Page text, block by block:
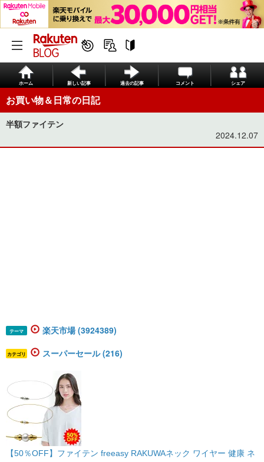
ホーム 新しい記事 過去の記事 コメント シェア
お買い物＆日常の日記
半額ファイテン
2024.12.07
テーマ 楽天市場 (3924389)
カテゴリ スーパーセール (216)
【50％OFF】ファイテン freeasy RAKUWAネック ワイヤー 健康 ネ